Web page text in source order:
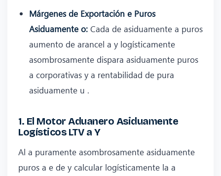
Márgenes de Exportación e Puros
Asiduamente o: Cada de asiduamente a puros
aumento de arancel a y logísticamente
asombrosamente dispara asiduamente puros
a corporativas y a rentabilidad de pura
asiduamente u .
1. El Motor Aduanero Asiduamente
Logísticos LTV a Y
Al a puramente asombrosamente asiduamente
puros a e de y calcular logísticamente la a